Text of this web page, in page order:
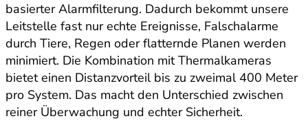
basierter Alarmfilterung. Dadurch bekommt unsere
Leitstelle fast nur echte Ereignisse, Falschalarme
durch Tiere, Regen oder flatternde Planen werden
minimiert. Die Kombination mit Thermalkameras
bietet einen Distanzvorteil bis zu zweimal 400 Meter
pro System. Das macht den Unterschied zwischen
reiner Überwachung und echter Sicherheit.